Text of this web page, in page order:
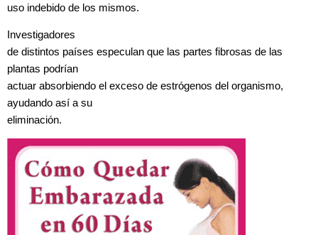
uso indebido de los mismos.
Investigadores
de distintos países especulan que las partes fibrosas de las
plantas podrían
actuar absorbiendo el exceso de estrógenos del organismo,
ayudando así a su
eliminación.